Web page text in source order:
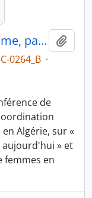
Conférence de Chafia Djemame, partie 2
0264_B ·
de
Algérie, sur «
aujourd'hui » et
femmes en